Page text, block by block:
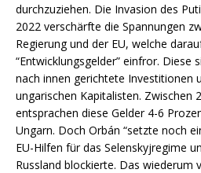
durchzuziehen. Die Invasion des
2022 verschärfte die Spannungen
Regierung und der EU, welche
“Entwicklungsgelder” einfror. Diese
nach innen gerichtete Investitionen
ungarischen Kapitalisten. Zwischen
entsprachen diese Gelder 4-6
Ungarn. Doch Orbán “setzte noch
EU-Hilfen für das Selenskyjregime
Russland blockierte. Das wiederum